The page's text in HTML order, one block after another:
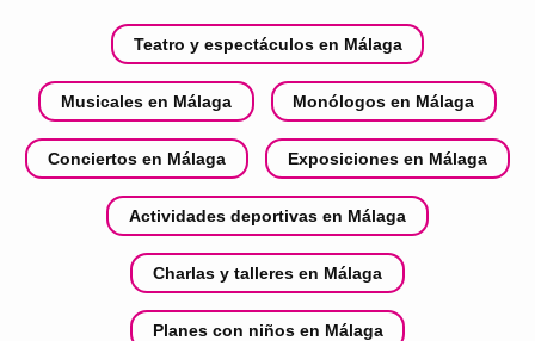
Teatro y espectáculos en Málaga
Musicales en Málaga Monólogos en Málaga
Conciertos en Málaga Exposiciones en Málaga
Actividades deportivas en Málaga
Charlas y talleres en Málaga
Planes con niños en Málaga